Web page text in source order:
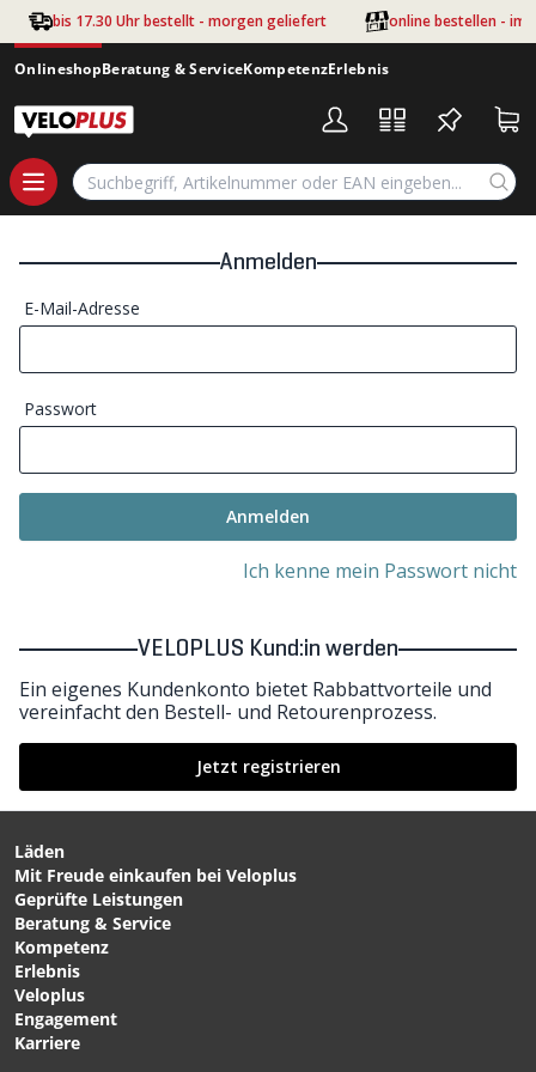
Zum Hauptinhalt springen
bis 17.30 Uhr bestellt - morgen geliefert online bestellen - im
OnlineshopBeratung & ServiceKompetenzErlebnis
Anmelden
E-Mail-Adresse
Passwort
Anmelden
Ich kenne mein Passwort nicht
VELOPLUS Kund:in werden
Ein eigenes Kundenkonto bietet Rabbattvorteile und
vereinfacht den Bestell- und Retourenprozess.
Jetzt registrieren
Läden
Mit Freude einkaufen bei Veloplus
Geprüfte Leistungen
Beratung & Service
Kompetenz
Erlebnis
Veloplus
Engagement
Karriere